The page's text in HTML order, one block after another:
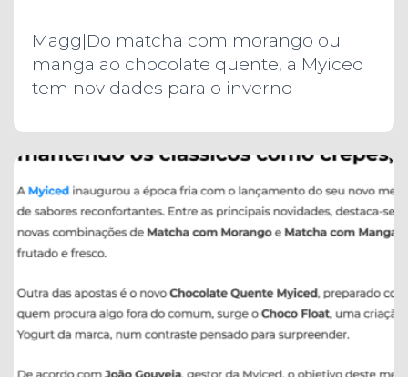
Magg|Do matcha com morango ou
manga ao chocolate quente, a Myiced
tem novidades para o inverno